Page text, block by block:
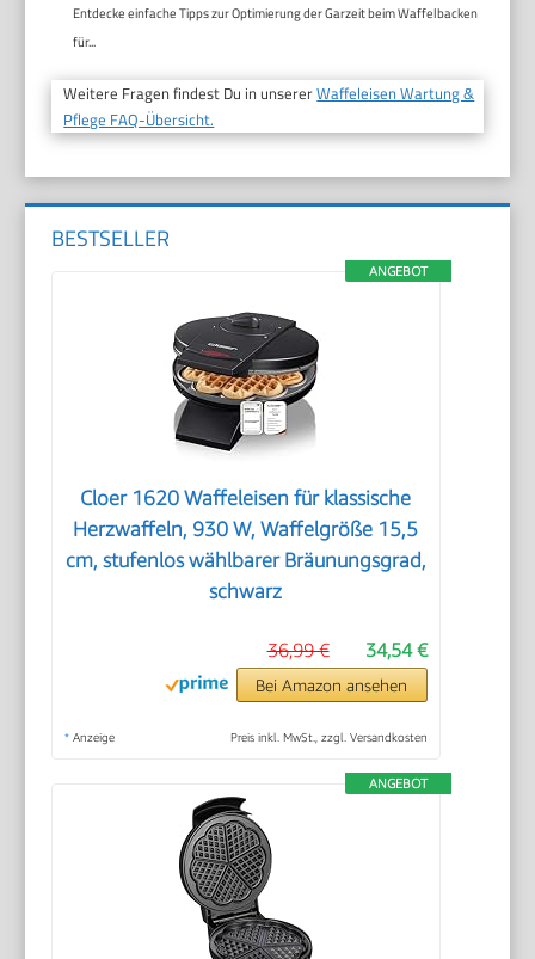
Entdecke einfache Tipps zur Optimierung der Garzeit beim Waffelbacken
für...
Weitere Fragen findest Du in unsererWaffeleisen Wartung &
Pflege FAQ-Übersicht.
BESTSELLER
ANGEBOT
Cloer 1620 Waffeleisen für klassische
Herzwaffeln, 930 W, Waffelgröße 15,5
cm, stufenlos wählbarer Bräunungsgrad,
schwarz
34,54 €
36,99 €
Bei Amazon ansehen
* Anzeige Preis inkl. MwSt., zzgl. Versandkosten
ANGEBOT